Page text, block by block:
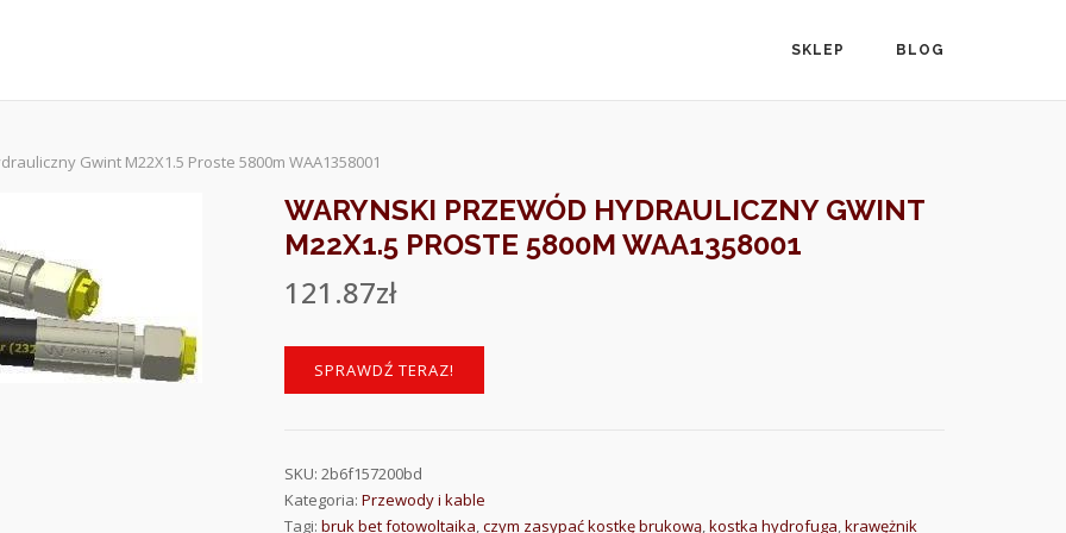
SKLEP BLOG
Gwint M22X1.5 Proste 5800m WAA1358001
WARYNSKI PRZEWÓD HYDRAULICZNY GWINT
M22X1.5 PROSTE 5800M WAA1358001
121.87zł
SPRAWDŹ TERAZ!
SKU:2b6f157200bd
Kategoria:Przewody i kable
Tagi:bruk bet fotowoltaika,czym zasypać kostkę brukową,kostka hydrofuga,krawężnik